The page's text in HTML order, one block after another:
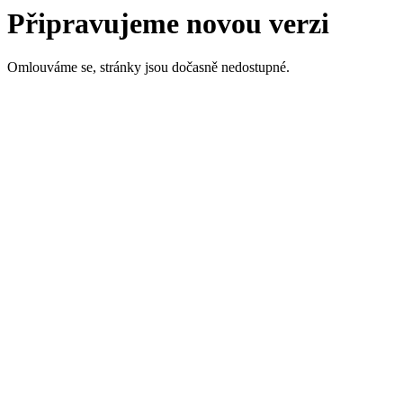
Připravujeme novou verzi
Omlouváme se, stránky jsou dočasně nedostupné.